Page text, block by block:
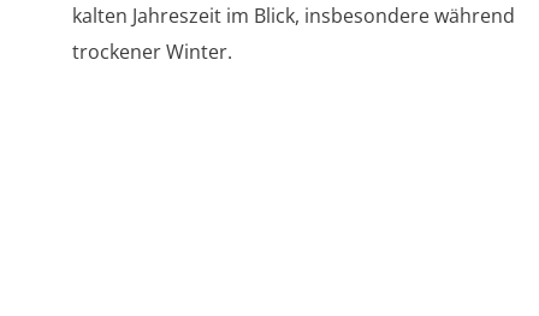
kalten Jahreszeit im Blick, insbesondere während
trockener Winter.